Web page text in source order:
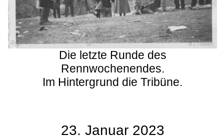
Die letzte Runde des
Rennwochenendes.
Im Hintergrund die Tribüne.
23. Januar 2023